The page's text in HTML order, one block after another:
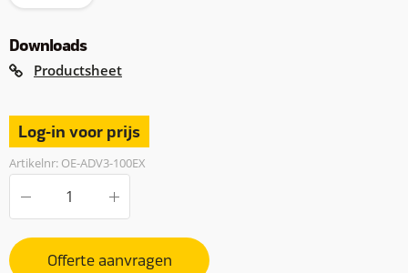
Downloads
Productsheet
Log-in voor prijs
Artikelnr: OE-ADV3-100EX
Offerte aanvragen